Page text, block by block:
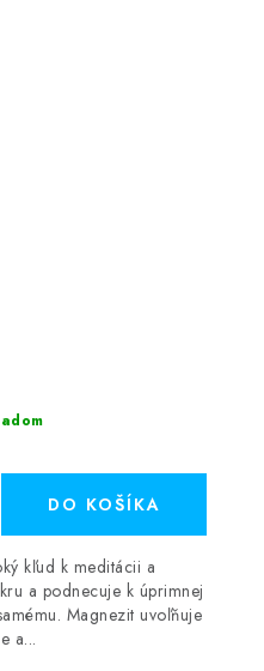
DO KOŠÍKA
kľud k meditácii a
a podnecuje k úprimnej
Magnezit uvoľňuje
a...